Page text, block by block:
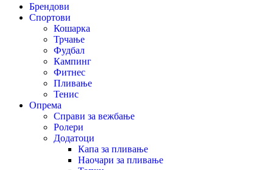
Брендови
Спортови
Кошарка
Трчање
Фудбал
Кампинг
Фитнес
Пливање
Тенис
Опрема
Справи за вежбање
Ролери
Додатоци
Капа за пливање
Наочари за пливање